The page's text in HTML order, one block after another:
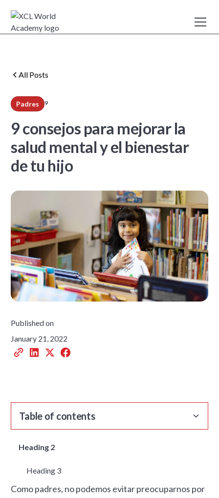
All Posts
Padres 9
9 consejos para mejorar la
salud mental y el bienestar
de tu hijo
Published on
January 21, 2022
Table of contents
Heading 2
Heading 3
Como padres, no podemos evitar preocuparnos por